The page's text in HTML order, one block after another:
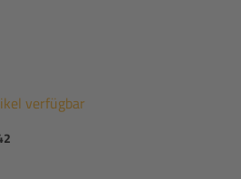
verfügbar